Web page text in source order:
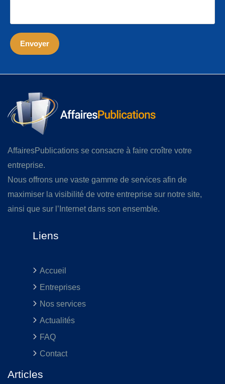
AffairesPublications se consacre à faire croître votre
entreprise.
Nous offrons une vaste gamme de services afin de
maximiser la visibilité de votre entreprise sur notre site,
ainsi que sur l’Internet dans son ensemble.
Liens
Accueil
Entreprises
Nos services
Actualités
FAQ
Contact
Articles